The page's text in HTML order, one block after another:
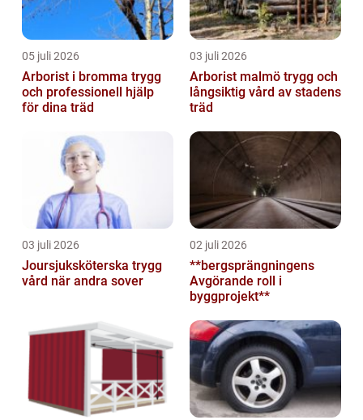
05 juli 2026
Arborist i bromma trygg
och professionell hjälp
för dina träd
03 juli 2026
Arborist malmö trygg och
långsiktig vård av stadens
träd
03 juli 2026
Joursjuksköterska trygg
vård när andra sover
02 juli 2026
**bergsprängningens
Avgörande roll i
byggprojekt**